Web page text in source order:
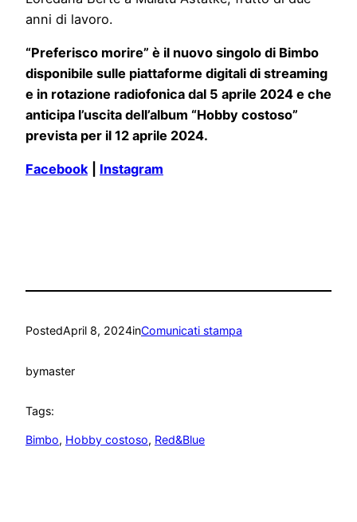
anni di lavoro.
“Preferisco morire” è il nuovo singolo di Bimbo
disponibile sulle piattaforme digitali di streaming
e in rotazione radiofonica dal 5 aprile 2024 e che
anticipa l’uscita dell’album “Hobby costoso”
prevista per il 12 aprile 2024.
Facebook Instagram
PostedApril 8, 2024inComunicati stampa
bymaster
Tags:
Bimbo, Hobby costoso, Red&Blue